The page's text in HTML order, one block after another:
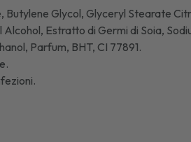
Glycol, Glyceryl Stearate
Estratto di Germi di Soia,
Parfum, BHT, CI 77891.